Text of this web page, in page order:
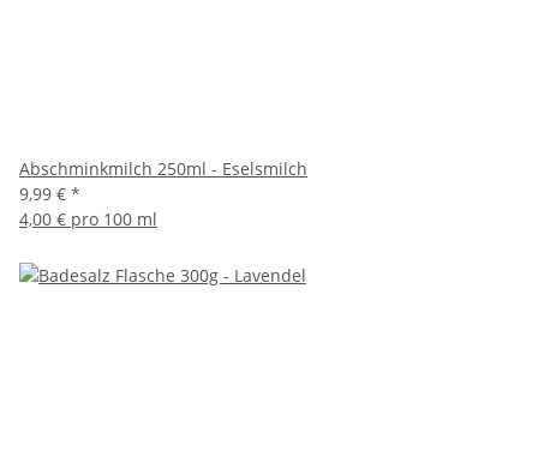
Abschminkmilch 250ml - Eselsmilch
9,99 € *
4,00 € pro 100 ml